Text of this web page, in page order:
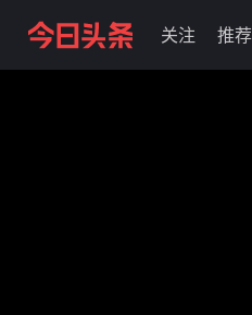
关注 推荐